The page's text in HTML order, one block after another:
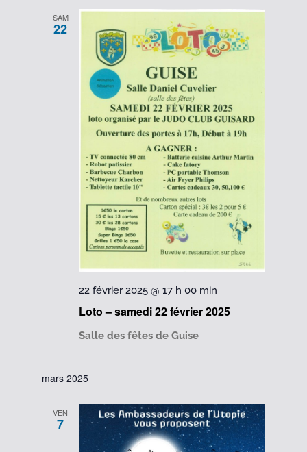
SAM
22
Loto – samedi 22 février 2025
22 février 2025 @ 17 h 00 min
Salle des fêtes de Guise
mars 2025
VEN
7